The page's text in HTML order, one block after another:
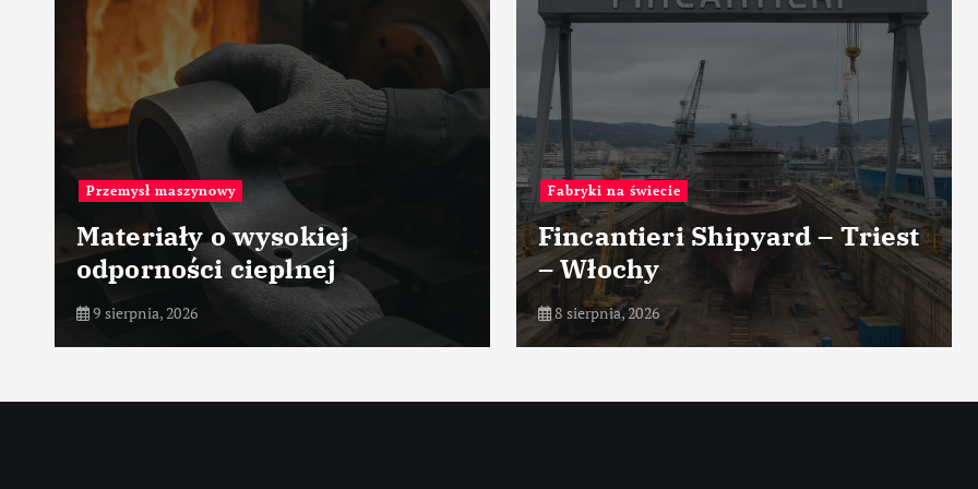
wysokiej
cieplnej
Fincantieri Shipyard – Triest
– Włochy
8 sierpnia, 2026
Historia przemysłu
Historia
maszyny
8 sierpnia, 2026